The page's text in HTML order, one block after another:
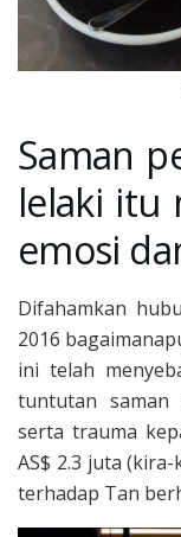
Saman
lelaki itu
emosi
Difahamkan
2016
ini telah
tuntutan saman
serta trauma
AS$ 2.3 juta
terhadap Tan